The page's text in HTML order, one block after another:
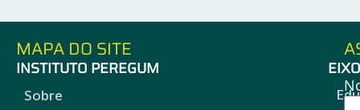
MAPA DO SITE
INSTITUTO PEREGUM
Sobre